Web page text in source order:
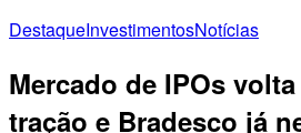
DestaqueInvestimentosNotícias
Mercado de IPOs
tração e Bradesco já